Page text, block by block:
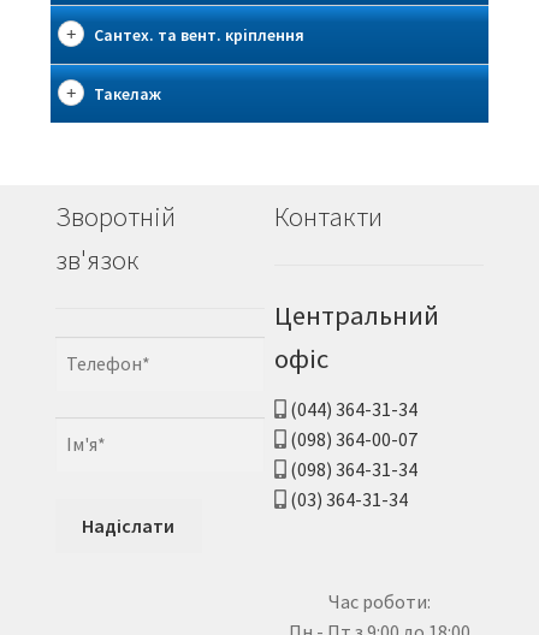
Сантех. та вент. кріплення
Такелаж
Зворотній
зв'язок
Контакти
Центральний
офіс
(044) 364-31-34
(098) 364-00-07
(098) 364-31-34
(03) 364-31-34
Час роботи: